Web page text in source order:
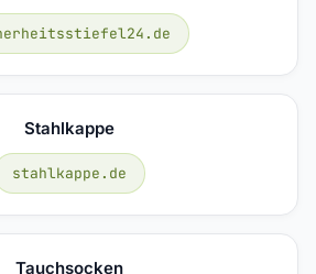
Stahlkappe
stahlkappe.de
Tauchsocken